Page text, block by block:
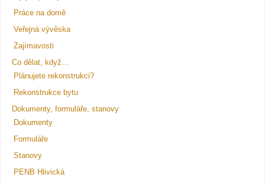
Práce na domě
Veřejná vývěska
Zajímavosti
Co dělat, když…
Plánujete rekonstrukci?
Rekonstrukce bytu
Dokumenty, formuláře, stanovy
Dokumenty
Formuláře
Stanovy
PENB Hlivická